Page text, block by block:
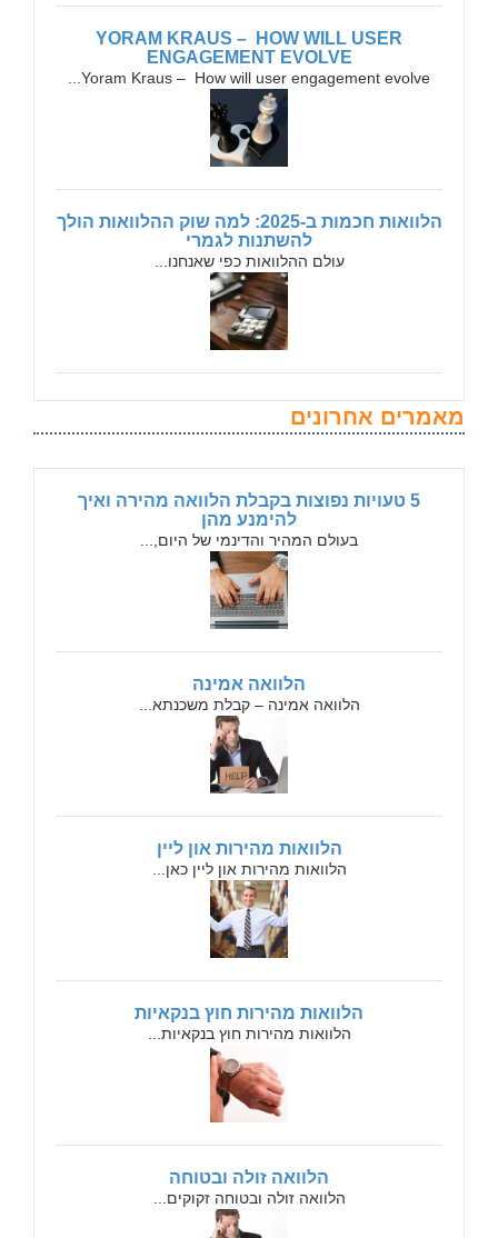
YORAM KRAUS – HOW WILL USER
ENGAGEMENT EVOLVE
Yoram Kraus – How will user engagement evolve...
הלוואות חכמות ב-2025: למה שוק ההלוואות הולך
להשתנות לגמרי
עולם ההלוואות כפי שאנחנו...
מאמרים אחרונים
5 טעויות נפוצות בקבלת הלוואה מהירה ואיך
להימנע מהן
בעולם המהיר והדינמי של היום,...
הלוואה אמינה
הלוואה אמינה – קבלת משכנתא...
הלוואות מהירות און ליין
הלוואות מהירות און ליין כאן...
הלוואות מהירות חוץ בנקאיות
הלוואות מהירות חוץ בנקאיות...
הלוואה זולה ובטוחה
הלוואה זולה ובטוחה זקוקים...